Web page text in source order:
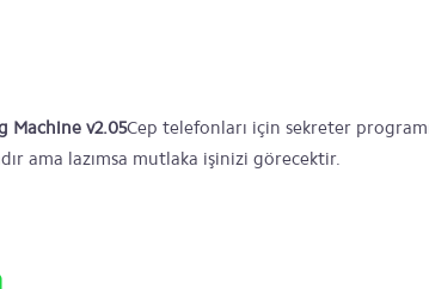
Machine v2.05Cep telefonları için sekreter
ama lazımsa mutlaka işinizi görecektir.